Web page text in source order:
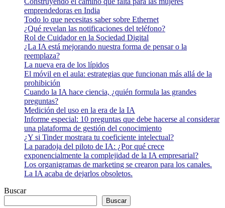
emprendedoras en India
Todo lo que necesitas saber sobre Ethernet
¿Qué revelan las notificaciones del teléfono?
Rol de Cuidador en la Sociedad Digital
¿La IA está mejorando nuestra forma de pensar o la
reemplaza?
La nueva era de los lípidos
El móvil en el aula: estrategias que funcionan más allá de la
prohibición
Cuando la IA hace ciencia, ¿quién formula las grandes
preguntas?
Medición del uso en la era de la IA
Informe especial: 10 preguntas que debe hacerse al considerar
una plataforma de gestión del conocimiento
¿Y si Tinder mostrara tu coeficiente intelectual?
La paradoja del piloto de IA: ¿Por qué crece
exponencialmente la complejidad de la IA empresarial?
Los organigramas de marketing se crearon para los canales.
La IA acaba de dejarlos obsoletos.
Buscar
Buscar